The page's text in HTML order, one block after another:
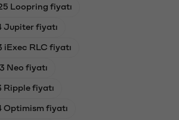
Loopring fiyatı
Jupiter fiyatı
iExec RLC fiyatı
Neo fiyatı
Ripple fiyatı
Optimism fiyatı